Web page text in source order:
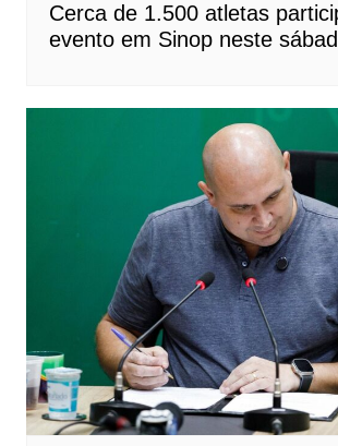
Cerca de 1.500 atletas
evento em Sinop neste